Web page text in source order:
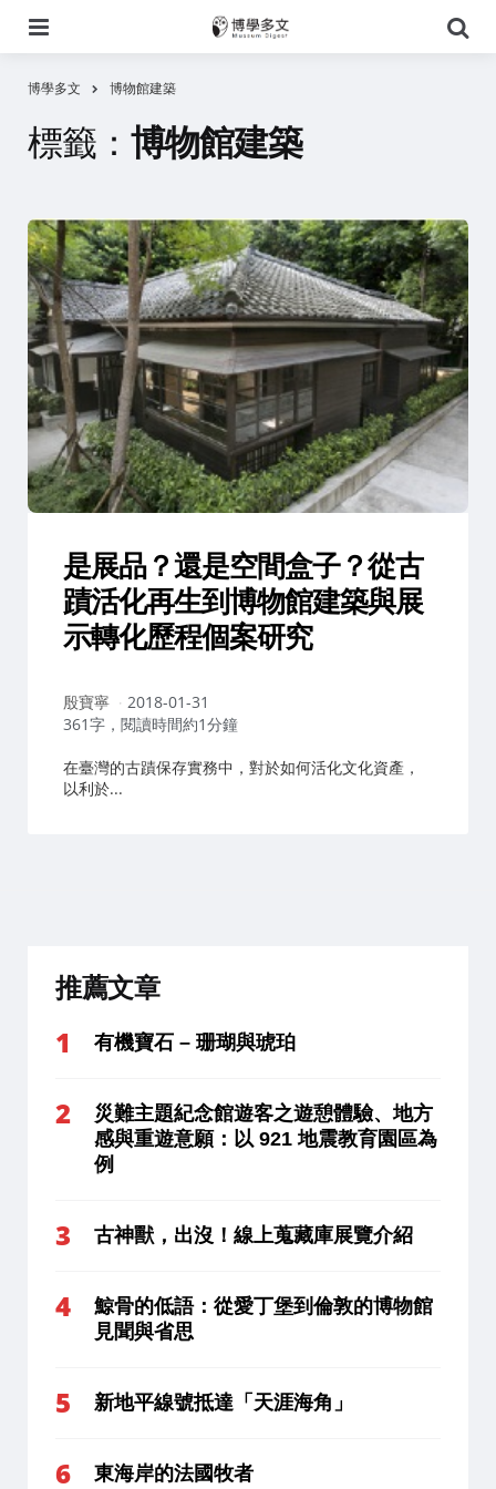
尋
博學多文 博物館建築
標籤： 博物館建築
是展品？還是空間盒子？從古
蹟活化再生到博物館建築與展
示轉化歷程個案研究
作
者：
殷寶寧
2018-01-31
361字，閱讀時間約1分鐘
在臺灣的古蹟保存實務中，對於如何活化文化資產，
以利於...
推薦文章
有機寶石 – 珊瑚與琥珀
災難主題紀念館遊客之遊憩體驗、地方
感與重遊意願：以 921 地震教育園區為
例
古神獸，出沒！線上蒐藏庫展覽介紹
鯨骨的低語：從愛丁堡到倫敦的博物館
見聞與省思
新地平線號抵達「天涯海角」
東海岸的法國牧者